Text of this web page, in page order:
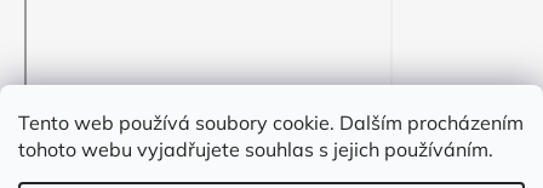
Tento web používá soubory cookie. Dalším procházením
tohoto webu vyjadřujete souhlas s jejich používáním.